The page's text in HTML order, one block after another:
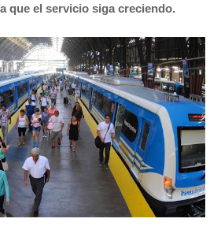
que el servicio siga creciendo.